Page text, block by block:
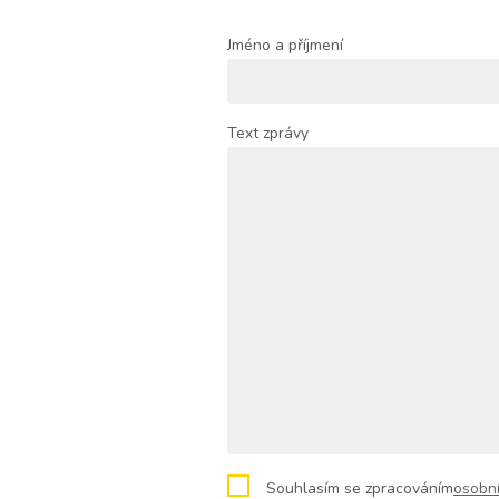
Jméno a příjmení
Text zprávy
Souhlasím
Souhlasím se zpracováním